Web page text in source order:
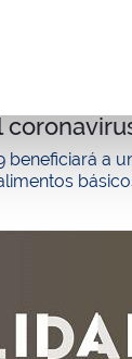
a